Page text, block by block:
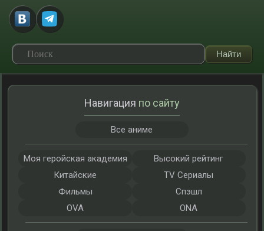
Навигация по сайту
Все аниме
Моя геройская академия
Высокий рейтинг
Китайские
TV Сериалы
Фильмы
Спэшл
OVA
ONA